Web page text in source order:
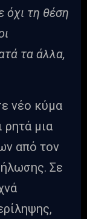
όχι τη θέση
τα άλλα,
νέο κύμα
ρητά μια
από τον
Σε